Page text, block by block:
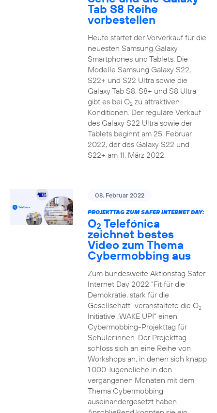
Tab S8 Reihe
vorbestellen
Heute startet der Vorverkauf für die
neuesten Samsung Galaxy
Smartphones und Tablets. Die
Modelle Samsung Galaxy S22,
S22+ und S22 Ultra sowie die
Galaxy Tab S8, S8+ und S8 Ultra
gibt es bei O2zu attraktiven
Konditionen. Der reguläre Verkauf
des Galaxy S22 Ultra sowie der
Tablets beginnt am 25. Februar
2022, der des Galaxy S22 und
S22+ am 11. März 2022.
08. Februar 2022
PROJEKTTAG ZUM SAFER INTERNET DAY:
O2 Telefónica
zeichnet bestes
Video zum Thema
Cybermobbing aus
Zum bundesweite Aktionstag Safer
Internet Day 2022 “Fit für die
Demokratie, stark für die
Gesellschaft” veranstaltete die O2
Initiative „WAKE UP!“ einen
Cybermobbing-Projekttag für
Schüler:innen. Der Projekttag
schloss sich an eine Reihe von
Workshops an, in denen sich knapp
1.000 Jugendliche in den
vergangenen Monaten mit dem
Thema Cybermobbing
auseinandergesetzt haben.